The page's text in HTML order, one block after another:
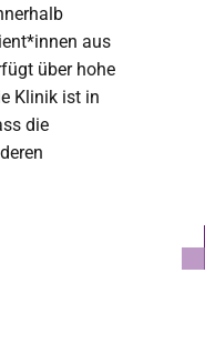
aus
über hohe
Klinik ist in
die